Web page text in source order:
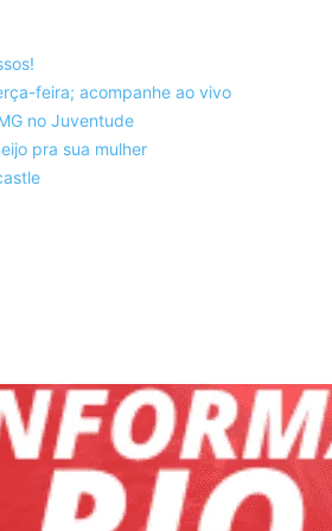
feira; acompanhe ao vivo
no Juventude
pra sua mulher